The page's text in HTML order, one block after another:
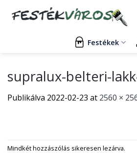
Festékek
supralux-belteri-
Publikálva 2022-02-23 at 2560 ×
Mindkét hozzászólás sikeresen lezárva.